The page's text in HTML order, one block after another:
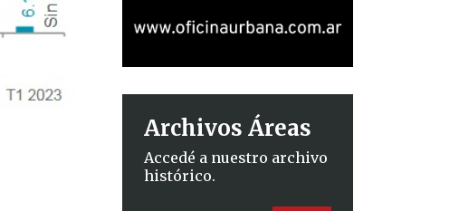
Archivos Áreas
Accedé a nuestro archivo
histórico.